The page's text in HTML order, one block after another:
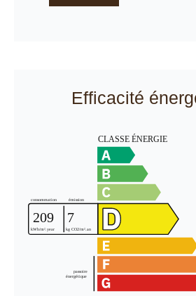
Efficacité